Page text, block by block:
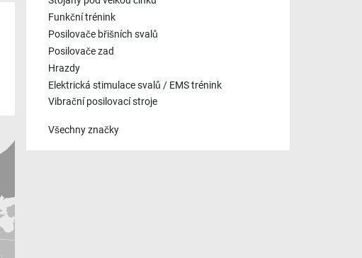
Funkční trénink
Posilovače břišních svalů
Posilovače zad
Hrazdy
Elektrická stimulace svalů / EMS trénink
Vibrační posilovací stroje
Všechny značky